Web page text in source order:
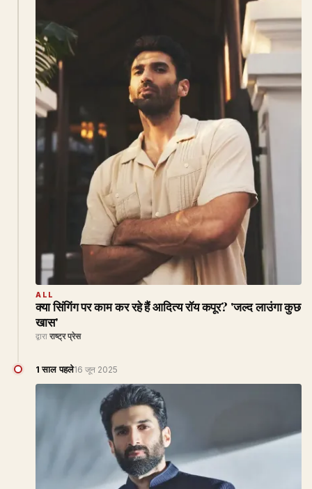
ALL
क्या सिंगिंग पर काम कर रहे हैं आदित्य रॉय कपूर? 'जल्द लाउंगा कुछ
खास'
द्वारा राष्ट्र प्रेस
1 साल पहले16 जून 2025